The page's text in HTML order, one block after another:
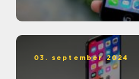
03. september 2024